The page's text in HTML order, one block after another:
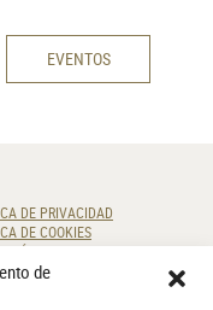
de
EVENTOS
DE PRIVACIDAD
DE COOKIES
DE LITIGIOS